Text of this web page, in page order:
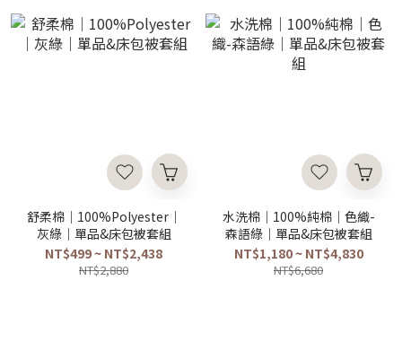
舒柔棉｜100%Polyester｜
灰綠｜單品&床包被套組
NT$499 ~ NT$2,438
NT$2,880
水洗棉｜100%純棉｜色織-
森語綠｜單品&床包被套組
NT$1,180 ~ NT$4,830
NT$6,680